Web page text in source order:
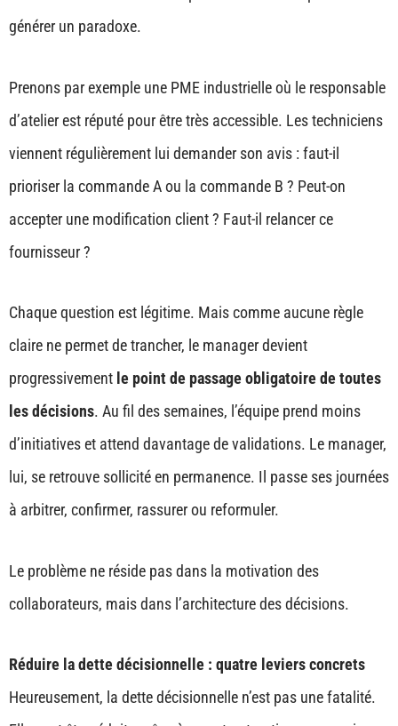
générer un paradoxe.
Prenons par exemple une PME industrielle où le responsable
d’atelier est réputé pour être très accessible. Les techniciens
viennent régulièrement lui demander son avis : faut-il
prioriser la commande A ou la commande B ? Peut-on
accepter une modification client ? Faut-il relancer ce
fournisseur ?
Chaque question est légitime. Mais comme aucune règle
claire ne permet de trancher, le manager devient
progressivement le point de passage obligatoire de toutes
les décisions. Au fil des semaines, l’équipe prend moins
d’initiatives et attend davantage de validations. Le manager,
lui, se retrouve sollicité en permanence. Il passe ses journées
à arbitrer, confirmer, rassurer ou reformuler.
Le problème ne réside pas dans la motivation des
collaborateurs, mais dans l’architecture des décisions.
Réduire la dette décisionnelle : quatre leviers concrets
Heureusement, la dette décisionnelle n’est pas une fatalité.